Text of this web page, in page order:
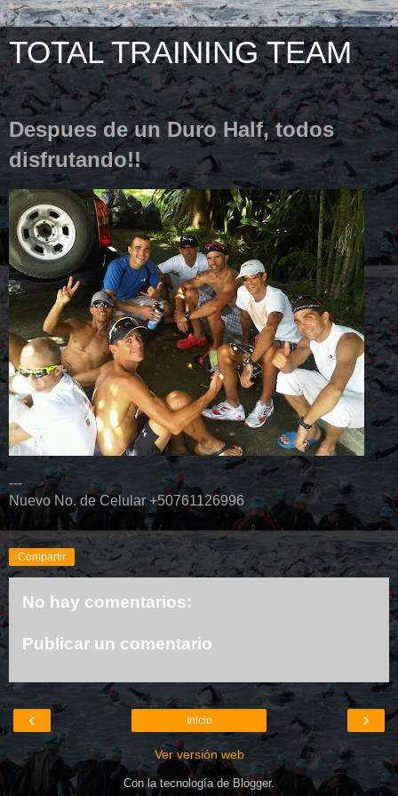
TOTAL TRAINING TEAM
Despues de un Duro Half, todos
disfrutando!!
---
Nuevo No. de Celular +50761126996
Compartir
No hay comentarios:
Publicar un comentario
‹ ›
Inicio
Ver versión web
Con la tecnología de Blogger.